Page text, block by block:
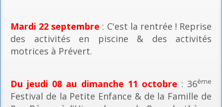
Mardi 22 septembre : C'est la rentrée ! Reprise
des activités en piscine & des activités
motrices à Prévert.
Du jeudi 08 au dimanche 11 octobre : 36ème
Festival de la Petite Enfance & de la Famille de